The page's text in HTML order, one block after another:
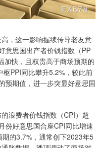
，这一影响握续传导老友意
意思国出产者价钱指数（PP
加快，且权贵高于商场预期的
PPI同比攀升5.2%，较此前
预期值，进一步突显好意思国
浪费者价钱指数（CPI）超
份好意思国合座CPI同比增速
的3.7%，通常创下2023年5